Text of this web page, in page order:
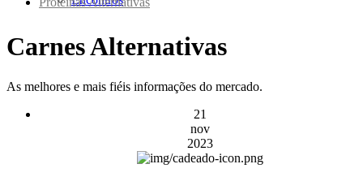
Carnes Alternativas
As melhores e mais fiéis informações do mercado.
21
nov
2023